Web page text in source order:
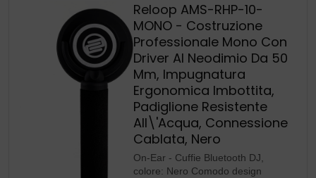
Reloop AMS-RHP-10-
MONO - Costruzione
Professionale Mono Con
Driver Al Neodimio Da 50
Mm, Impugnatura
Ergonomica Imbottita,
Padiglione Resistente
All\'Acqua, Connessione
Cablata, Nero
On-Ear - Cuffie Bluetooth DJ,
colore: Nero Comodo design